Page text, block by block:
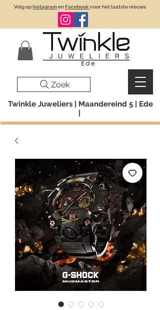
Twinkle Juweliers | Maandereind 5 | Ede
Volg opInstagramenFacebook voor het laatste nieuws
Zoek